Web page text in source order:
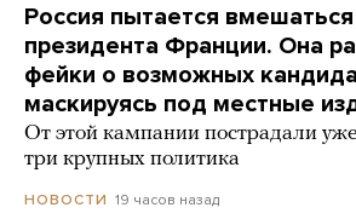
Россия пытается
президента Франции. Она
фейки о возможных
маскируясь под местные
От этой кампании пострадали
три крупных политика
НОВОСТИ 19 часов назад